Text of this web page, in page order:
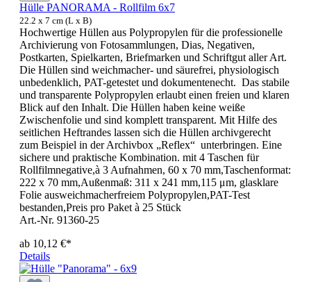
Hülle PANORAMA - Rollfilm 6x7
22.2 x 7 cm (L x B)
Hochwertige Hüllen aus Polypropylen für die professionelle
Archivierung von Fotosammlungen, Dias, Negativen,
Postkarten, Spielkarten, Briefmarken und Schriftgut aller Art.
Die Hüllen sind weichmacher- und säurefrei, physiologisch
unbedenklich, PAT-getestet und dokumentenecht. Das stabile
und transparente Polypropylen erlaubt einen freien und klaren
Blick auf den Inhalt. Die Hüllen haben keine weiße
Zwischenfolie und sind komplett transparent. Mit Hilfe des
seitlichen Heftrandes lassen sich die Hüllen archivgerecht
zum Beispiel in der Archivbox „Reflex“ unterbringen. Eine
sichere und praktische Kombination. mit 4 Taschen für
Rollfilmnegative,à 3 Aufnahmen, 60 x 70 mm,Taschenformat:
222 x 70 mm,Außenmaß: 311 x 241 mm,115 μm, glasklare
Folie ausweichmacherfreiem Polypropylen,PAT-Test
bestanden,Preis pro Paket à 25 Stück
Art.-Nr. 91360-25
ab 10,12 €*
Details